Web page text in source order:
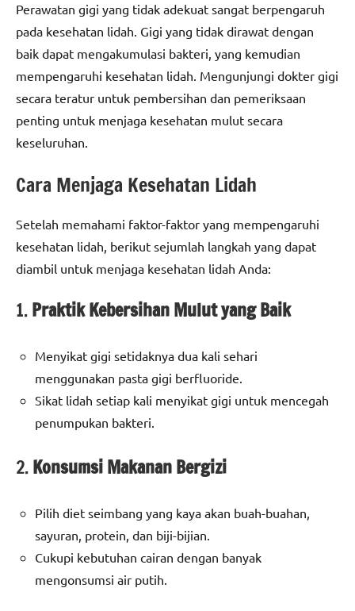
Perawatan gigi yang tidak adekuat sangat berpengaruh
pada kesehatan lidah. Gigi yang tidak dirawat dengan
baik dapat mengakumulasi bakteri, yang kemudian
mempengaruhi kesehatan lidah. Mengunjungi dokter gigi
secara teratur untuk pembersihan dan pemeriksaan
penting untuk menjaga kesehatan mulut secara
keseluruhan.
Cara Menjaga Kesehatan Lidah
Setelah memahami faktor-faktor yang mempengaruhi
kesehatan lidah, berikut sejumlah langkah yang dapat
diambil untuk menjaga kesehatan lidah Anda:
1.Praktik Kebersihan Mulut yang Baik
Menyikat gigi setidaknya dua kali sehari
menggunakan pasta gigi berfluoride.
Sikat lidah setiap kali menyikat gigi untuk mencegah
penumpukan bakteri.
2.Konsumsi Makanan Bergizi
Pilih diet seimbang yang kaya akan buah-buahan,
sayuran, protein, dan biji-bijian.
Cukupi kebutuhan cairan dengan banyak
mengonsumsi air putih.